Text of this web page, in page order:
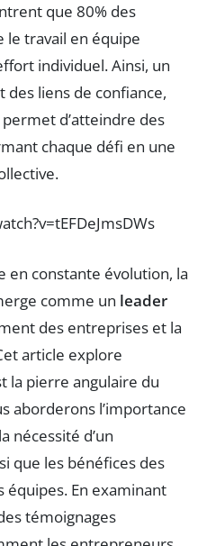
que 80% des
travail en équipe
individuel. Ainsi, un
liens de confiance,
d’atteindre des
chaque défi en une
en constante évolution, la
comme un leader
des entreprises et la
article explore
la pierre angulaire du
aborderons l’importance
nécessité d’un
que les bénéfices des
équipes. En examinant
témoignages